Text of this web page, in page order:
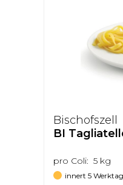
Bischofszell
BI
pro Coli: 5 kg
innert 5